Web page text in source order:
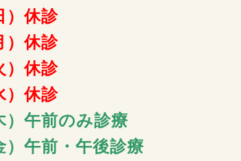
）休診
）休診
）休診
）休診
）午前のみ診療
）午前・午後診療